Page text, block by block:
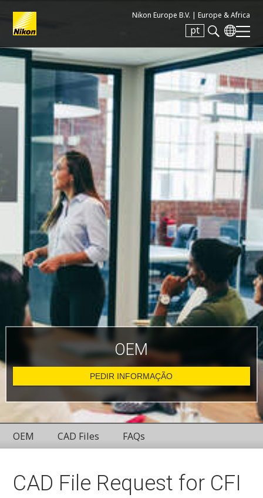
Nikon Europe B.V. | Europe & Africa
pt
Search keyword(s)
OEM
PEDIR INFORMAÇÃO
OEM CAD Files FAQs
CAD File Request for CFI